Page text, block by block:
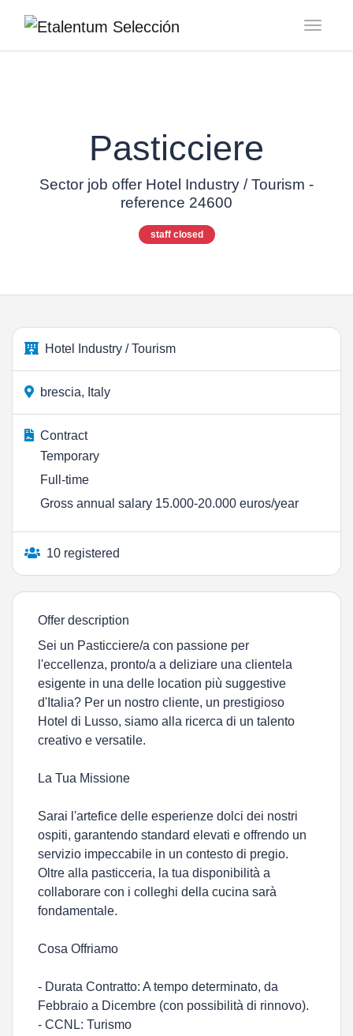
Pasticciere
Sector job offer Hotel Industry / Tourism -
reference 24600
staff closed
Hotel Industry / Tourism
brescia, Italy
Contract
Temporary
Full-time
Gross annual salary 15.000-20.000 euros/year
10 registered
Offer description
Sei un Pasticciere/a con passione per
l'eccellenza, pronto/a a deliziare una clientela
esigente in una delle location più suggestive
d'Italia? Per un nostro cliente, un prestigioso
Hotel di Lusso, siamo alla ricerca di un talento
creativo e versatile.
La Tua Missione
Sarai l'artefice delle esperienze dolci dei nostri
ospiti, garantendo standard elevati e offrendo un
servizio impeccabile in un contesto di pregio.
Oltre alla pasticceria, la tua disponibilità a
collaborare con i colleghi della cucina sarà
fondamentale.
Cosa Offriamo
- Durata Contratto: A tempo determinato, da
Febbraio a Dicembre (con possibilità di rinnovo).
- CCNL: Turismo